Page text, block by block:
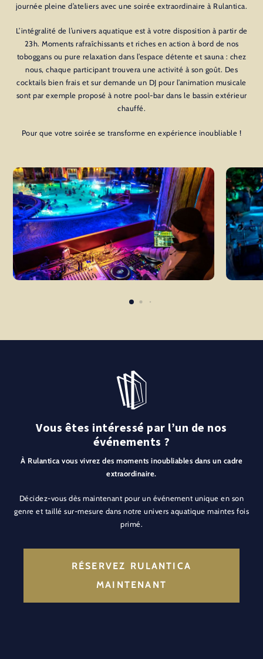
journée pleine d’ateliers avec une soirée extraordinaire à Rulantica.
L’intégralité de l’univers aquatique est à votre disposition à partir de
23h. Moments rafraîchissants et riches en action à bord de nos
toboggans ou pure relaxation dans l’espace détente et sauna : chez
nous, chaque participant trouvera une activité à son goût. Des
cocktails bien frais et sur demande un DJ pour l’animation musicale
sont par exemple proposé à notre pool-bar dans le bassin extérieur
chauffé.
Pour que votre soirée se transforme en expérience inoubliable !
Vous êtes intéressé par l’un de nos
événements ?
À Rulantica vous vivrez des moments inoubliables dans un cadre
extraordinaire.
Décidez-vous dès maintenant pour un événement unique en son
genre et taillé sur-mesure dans notre univers aquatique maintes fois
primé.
RÉSERVEZ RULANTICA
MAINTENANT